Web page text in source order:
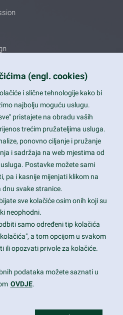
View, CA 94043
Reserved
(engl. cookies)
i slične tehnologije kako bi
najbolju moguću uslugu.
pristajete na obradu vaših
trećim pružateljima usluga.
ponovno ciljanje i pružanje
i sadržaja na web mjestima od
Postavke možete sami
pa i kasnije mijenjati klikom na
dnu svake stranice.
sve kolačiće osim onih koji su
neophodni.
samo određeni tip kolačića
a tom opcijom u svakom
ili opozvati privole za kolačiće.
podataka možete saznati u
OVDJE.